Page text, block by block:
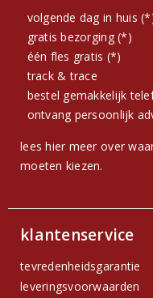
volgende dag in huis
gratis bezorging (*)
één fles gratis (*)
track & trace
bestel gemakkelijk
ontvang persoonlijk
lees hier meer over
moeten kiezen.
klantenservice
tevredenheidsgarantie
leveringsvoorwaarden